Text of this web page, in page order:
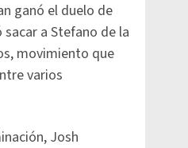
ganó el duelo de
a Stefano de la
movimiento que
varios
Josh